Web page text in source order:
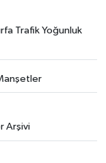
Trafik Yoğunluk
Arşivi